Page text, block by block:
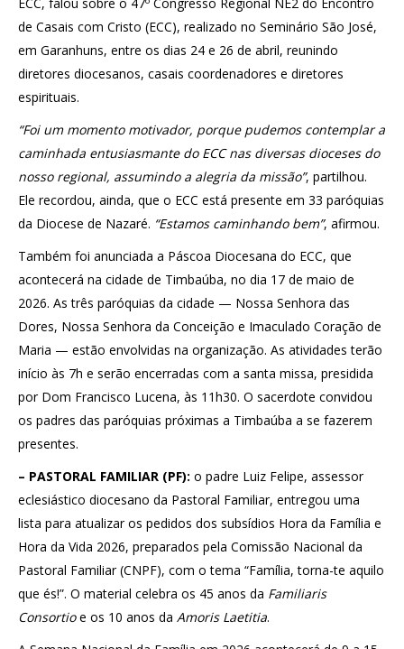
de Casais com Cristo (ECC), realizado no Seminário São José,
em Garanhuns, entre os dias 24 e 26 de abril, reunindo
diretores diocesanos, casais coordenadores e diretores
espirituais.
“Foi um momento motivador, porque pudemos contemplar a
caminhada entusiasmante do ECC nas diversas dioceses do
nosso regional, assumindo a alegria da missão”, partilhou.
Ele recordou, ainda, que o ECC está presente em 33 paróquias
da Diocese de Nazaré. “Estamos caminhando bem”, afirmou.
Também foi anunciada a Páscoa Diocesana do ECC, que
acontecerá na cidade de Timbaúba, no dia 17 de maio de
2026. As três paróquias da cidade — Nossa Senhora das
Dores, Nossa Senhora da Conceição e Imaculado Coração de
Maria — estão envolvidas na organização. As atividades terão
início às 7h e serão encerradas com a santa missa, presidida
por Dom Francisco Lucena, às 11h30. O sacerdote convidou
os padres das paróquias próximas a Timbaúba a se fazerem
presentes.
– PASTORAL FAMILIAR (PF): o padre Luiz Felipe, assessor
eclesiástico diocesano da Pastoral Familiar, entregou uma
lista para atualizar os pedidos dos subsídios Hora da Família e
Hora da Vida 2026, preparados pela Comissão Nacional da
Pastoral Familiar (CNPF), com o tema “Família, torna-te aquilo
que és!”. O material celebra os 45 anos da Familiaris
Consortioe os 10 anos da Amoris Laetitia.